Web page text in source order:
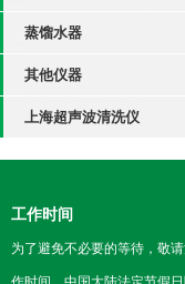
蒸馏水器
其他仪器
上海超声波清洗仪
工作时间
为了避免不必要的等待，敬